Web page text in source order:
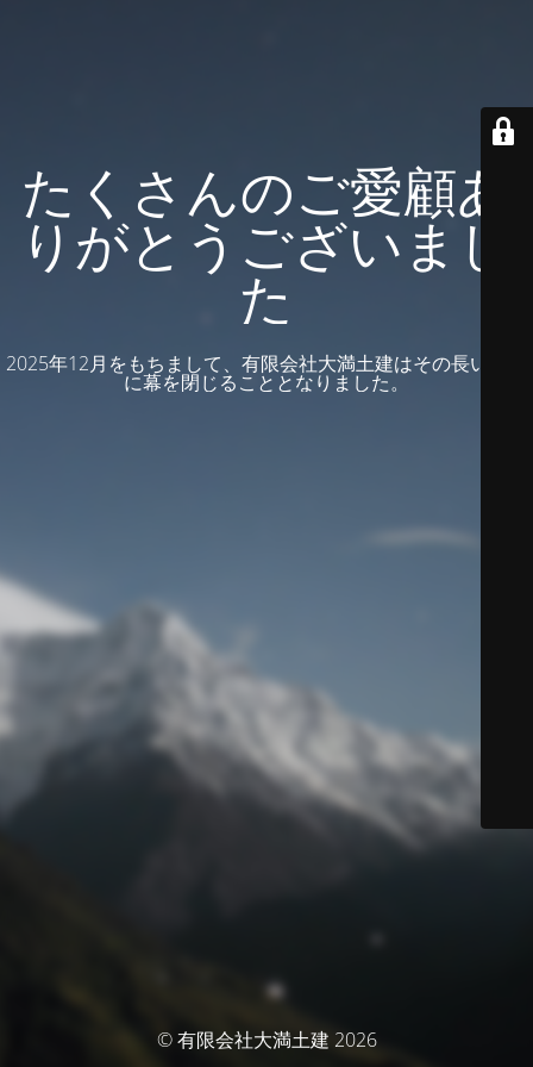
たくさんのご愛顧あ
りがとうございまし
た
2025年12月をもちまして、有限会社大満土建はその長い歴史
に幕を閉じることとなりました。
© 有限会社大満土建 2026